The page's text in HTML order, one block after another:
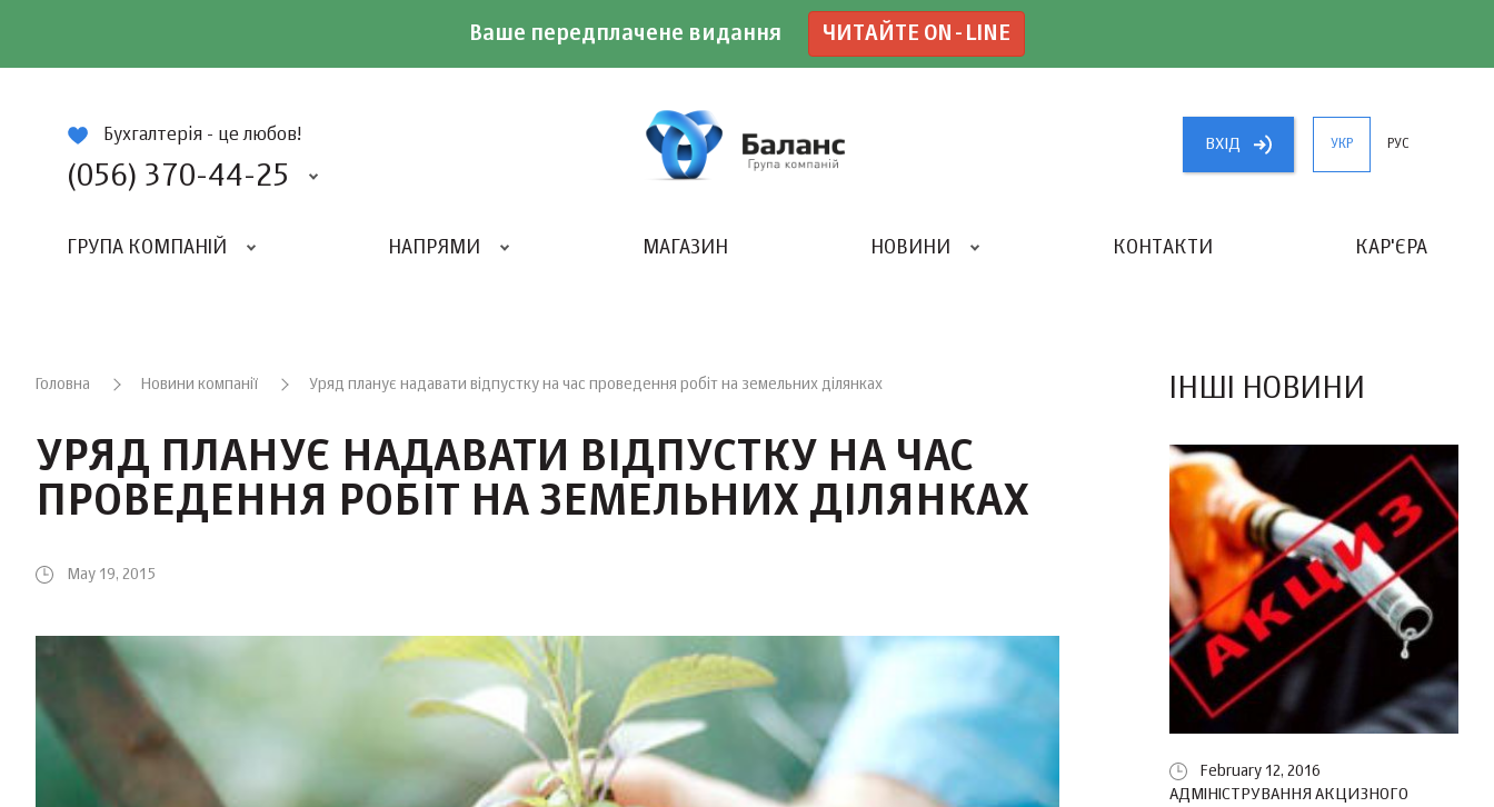
Ваше передплачене видання ЧИТАЙТЕ ON-LINE
Бухгалтерія - це любов!
(056) 370-44-25
ВХIД УКР РУС
ГРУПА КОМПАНІЙ НАПРЯМИ МАГАЗИН НОВИНИ КОНТАКТИ КАР'ЄРА
Головна Новини компанії Уряд планує надавати відпустку на час проведення робіт на земельних ділянках
УРЯД ПЛАНУЄ НАДАВАТИ ВІДПУСТКУ НА ЧАС
ПРОВЕДЕННЯ РОБІТ НА ЗЕМЕЛЬНИХ ДІЛЯНКАХ
May 19, 2015
ІНШІ НОВИНИ
February 12, 2016
АДМІНІСТРУВАННЯ АКЦИЗНОГО